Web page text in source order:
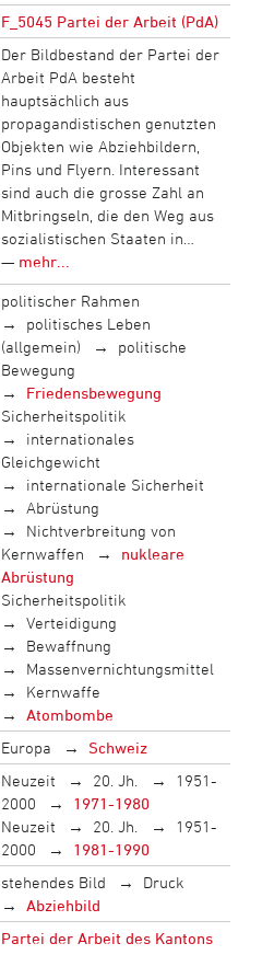
F_5045 Partei der Arbeit (PdA)
Der Bildbestand der Partei der
Arbeit PdA besteht
hauptsächlich aus
propagandistischen genutzten
Objekten wie Abziehbildern,
Pins und Flyern. Interessant
sind auch die grosse Zahl an
Mitbringseln, die den Weg aus
sozialistischen Staaten in…
— mehr...
politischer Rahmen
politisches Leben
(allgemein)
politische
Bewegung
Friedensbewegung
Sicherheitspolitik
internationales
Gleichgewicht
internationale Sicherheit
Abrüstung
Nichtverbreitung von
Kernwaffen
nukleare
Abrüstung
Sicherheitspolitik
Verteidigung
Bewaffnung
Massenvernichtungsmittel
Kernwaffe
Atombombe
Europa
Schweiz
Neuzeit 20. Jh.
1951-
2000
1971-1980
Neuzeit
20. Jh.
1951-
2000
1981-1990
stehendes Bild
Druck
Abziehbild
Partei der Arbeit des Kantons